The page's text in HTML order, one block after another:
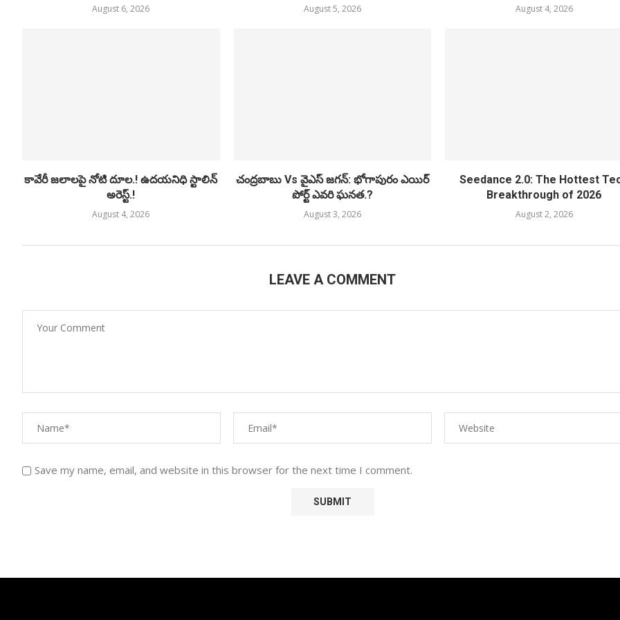
August 6, 2026 August 5, 2026 August 4, 2026
కావేరీ జలాలపై నోటి దూల.! ఉదయనిధి స్టాలిన్
అరెస్ట్.!
August 4, 2026
చంద్రబాబు Vs వైఎస్ జగన్: భోగాపురం ఎయిర్
పోర్ట్ ఎవరి ఘనత.?
August 3, 2026
Seedance 2.0: The Hottest
Breakthrough of 2026
August 2, 2026
LEAVE A COMMENT
Save my name, email, and website in this browser for the next time I comment.